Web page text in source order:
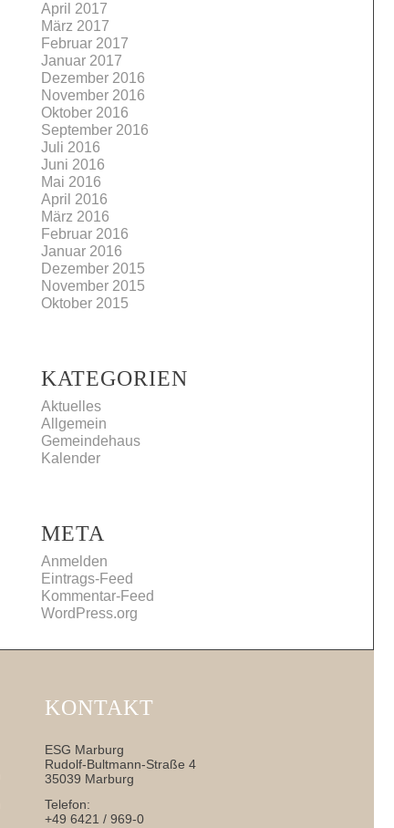
April 2017
März 2017
Februar 2017
Januar 2017
Dezember 2016
November 2016
Oktober 2016
September 2016
Juli 2016
Juni 2016
Mai 2016
April 2016
März 2016
Februar 2016
Januar 2016
Dezember 2015
November 2015
Oktober 2015
KATEGORIEN
Aktuelles
Allgemein
Gemeindehaus
Kalender
META
Anmelden
Eintrags-Feed
Kommentar-Feed
WordPress.org
KONTAKT
ESG Marburg
Rudolf-Bultmann-Straße 4
35039 Marburg
Telefon:
+49 6421 / 969-0